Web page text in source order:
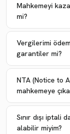
Mahkemeyi
mi?
Vergilerimi
garantiler mi?
NTA (Notice to
mahkemeye
Sınır dışı iptali
alabilir miyim?